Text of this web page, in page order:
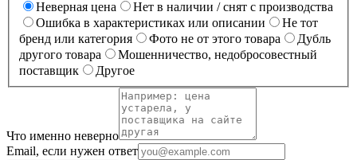
Неверная цена
Нет в наличии / снят с производства
Ошибка в характеристиках или описании
Не тот
бренд или категория
Фото не от этого товара
Дубль
другого товара
Мошенничество, недобросовестный
поставщик
Другое
Что именно неверно
Email, если нужен ответ